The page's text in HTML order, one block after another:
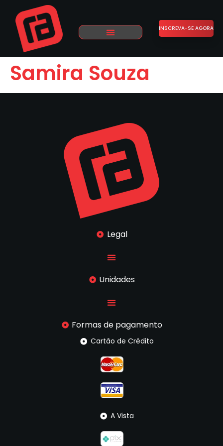
INSCREVA-SE AGORA
Samira Souza
Legal
Unidades
Formas de pagamento
Cartão de Crédito
A Vista